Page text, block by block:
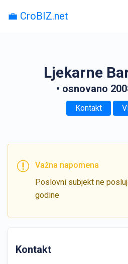
💼 CroBIZ.net
Ljekarne
• osnovano
Kontakt
Važna napomena
Poslovni subjekt ne
godine
Kontakt